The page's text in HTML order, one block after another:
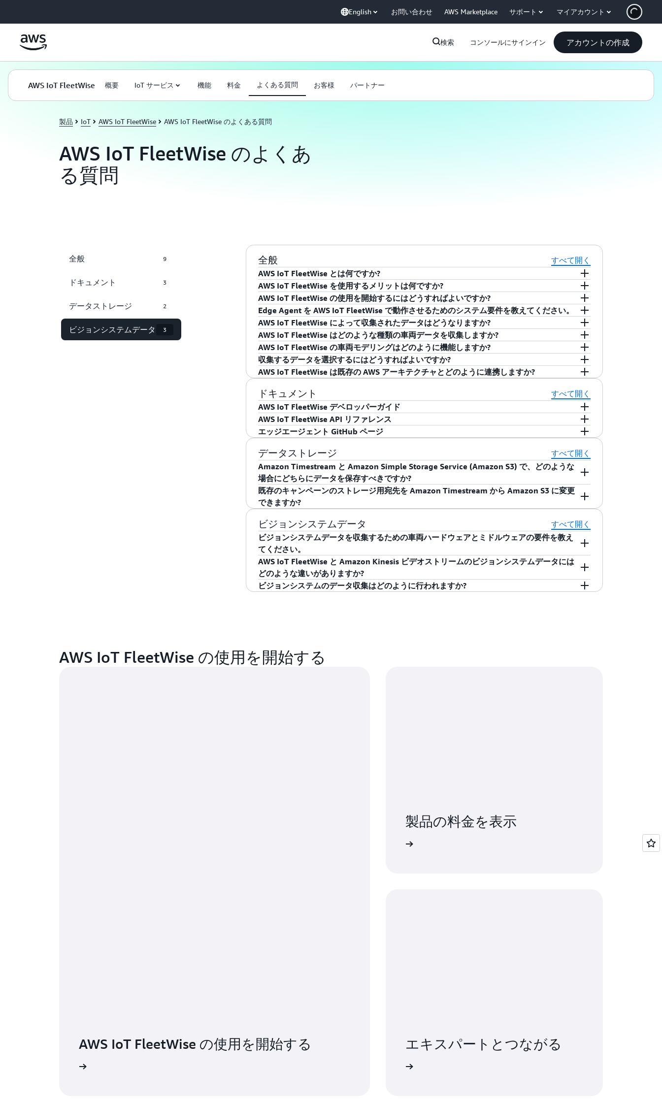
English お問い合わせ AWS Marketplace サポート マイアカウント
検索 コンソールにサインイン アカウントの作成
AWS IoT FleetWise 概要 IoT サービス 機能 料金 よくある質問 お客様 パートナー
製品 IoT AWS IoT FleetWise AWS IoT FleetWise のよくある質問
AWS IoT FleetWise のよくあ
る質問
全般 9
ドキュメント 3
データストレージ 2
ビジョンシステムデータ 3
全般
すべて開く
AWS IoT FleetWise とは何ですか?
AWS IoT FleetWise は、クラウドで車両データを効率的に収集して整理し、車両のフリートに
関するインサイトを得られるマネージドサービスです。AWS IoT FleetWise によって転送され
たデータを使用して車両の状態を分析し、潜在的なメンテナンス上の問題の特定、車内のイン
フォテインメントシステムの強化、分析や機械学習 (ML) を行うことで、自動運転や先進運転
支援システム (ADAS) のモデルのすばやい改善が可能になります。
AWS IoT FleetWise を使用するメリットは何ですか?
AWS IoT FleetWise は、車両フリートから大規模にデータを収集する際の複雑さを解消しま
す。仮想車両モデリングを使用すると、車両ブランド、モデル、およびコンポーネント全体で
共通のデータ形式を作成でき、クラウドでのフリート全体のデータ分析を合理的に行えます。
AWS IoT FleetWise は、車両データをよりインテリジェントに収集するのにも役立ちます。こ
れにより、クラウド内のより有用なデータを利用できるようになります。必要な正確なデータ
をクラウドに送信する時間ベースおよびイベントベースのデータ収集キャンペーンを作成する
AWS IoT FleetWise の使用を開始するにはどうすればよいですか?
まず、AWS マネジメントコンソールにログインします。次に、このページのドキュメンテー
ションタブにリストされているスタートガイドを確認してください。最後に、車両をモデル化
し、データ収集キャンペーンを定義することで、AWS IoT FleetWise の構築を開始します。
Edge Agent を AWS IoT FleetWise で動作させるためのシステム要件を教えてください。
AWS IoT FleetWise の Edge Agent リファレンス実装は、ほとんどの組み込み Linux ベースプラ
ットフォームで実行できます。エッジエージェントリファレンス実装が移植されたリファレン
スハードウェアの例については、パートナーページをご覧ください。開発者ガイドには、ハー
ドウェアを調達する代わりに、AWSGraviton2 を搭載した Amazon Elastic Compute Cloud
(EC2) インスタンスを使用して仮想環境をセットアップする方法が記載されています。
Edge Agent をターゲットハードウェアに移植するのは、簡単なプロセスです。はじめに、ソ
ースコードへのアクセス、プラットフォームサポート、ビルド依存関係情報、その他のリソー
スを含む移植情報を Edge AgentGitHub ページで見つけることができます
。詳細については、
コンソールにある Edge Agent ガイドをご覧ください。
AWS IoT FleetWise によって収集されたデータはどうなりますか?
AWS IoT FleetWise を通じて収集および取り込まれたデータは、Amazon タイムストリームや
Amazon シンプルストレージサービス (Amazon S3) などのストレージリポジトリに直接送信
されます。AWS IoT FleetWise によって収集されたすべてのデータは、お客様が所有および管
理します。
AWS IoT FleetWise はどのような種類の車両データを収集しますか?
AWS IoT FleetWise は、従来の CAN ベースの車両センサー (エンジン温度や燃料圧力など) から
収集されたデータや、カメラ、レーダー、LIDAR などのビジョンセンサーを含む車両サブシス
テムから収集されたデータを収集して転送します。
AWS IoT FleetWise の車両モデリングはどのように機能しますか?
車両モデルは、車両のセンサーと信号のデジタル表現です。これらのモデルは、ご希望の程度
に応じて単純化または詳細化できます。仮想車両モデルを AWS IoT FleetWise のブループリン
トとして使用すると、共通の属性 (「ドアの数」など) ごとに車両をキャンペーンに整理し、さ
まざまな車両フリート全体で統一された収集パラメータを設定できます。車両モデルは、複数
のプロバイダー間でセンサーと信号の定義を作成および共有するのに役立つ場合があります。
詳細については、AWS IoT FleetWise 開発者ガイドを参照してください。
収集するデータを選択するにはどうすればよいですか?
AWS IoT FleetWise コンソールから簡単なルールベースのステートメントを記述して、収集す
る車両データを定義します。AWS IoT FleetWise はこれらのステートメントをクラウドから車
両に送信します。そこで、お客様の Edge Agent はステートメントに従ってデータを収集して
転送します。詳細については、AWS IoT FleetWise 開発者ガイドを参照してください。
AWS IoT FleetWise は既存の AWS アーキテクチャとどのように連携しますか?
AWS IoT FleetWise を、AWS IoT Core、Amazon Timestream などの AWS のサービスの既存の
実装と統合できます。特定のアーキテクチャとの統合や AWS IoT FleetWiseとのその他の統合
オプションについては、当社の営業チームにお問い合わせください。
ドキュメント
すべて開く
AWS IoT FleetWise デベロッパーガイド
開発者ガイドを使用して、サービスの使用に関する主要な概念と手順を確認してください。
AWS IoT FleetWise API リファレンス
API リファレンスでは、API 操作の詳細と、サポートされているウェブサービスプロトコルの
リクエスト、レスポンス、エラーのサンプルを確認できます。
エッジエージェント GitHub ページ
Edge Agent GitHub ページには
、ソースコードへのアクセス、プラットフォームサポート、ビ
ルド依存関係情報、およびその他のリソースが含まれています。
データストレージ
すべて開く
Amazon Timestream と Amazon Simple Storage Service (Amazon S3) で、どのような
場合にどちらにデータを保存すべきですか?
Amazon Timestream は、高速でスケーラブルなサーバーレスの時系列データベースです。
現在の車両の状態を反映するために、ほぼリアルタイムのデータをダッシュボードに入力
する必要がある場合は、Amazon Timestream を使用するべきです。
Amazon Simple Storage Service (Amazon S3) は、業界随一のスケーラビリティ、データ可
用性、セキュリティ、パフォーマンスを提供するオブジェクトストレージサービスです。
一定期間の車両データのバッチ処理と分析を必要とするシナリオではこちらを使用すべき
です。たとえば、運転行動のモニタリング、インフォテイメントのインタラクションの追
跡、または電気自動車フリートのより良い長期メンテナンスプランの作成などです。
既存のキャンペーンのストレージ用宛先を Amazon Timestream から Amazon S3 に変更
できますか?
いいえ。保存先を変更するには、新しいキャンペーンを作成して Amazon S3 を選択する必要
があります。
ビジョンシステムデータ
すべて開く
ビジョンシステムデータを収集するための車両ハードウェアとミドルウェアの要件を教え
てください。
AWS IoT FleetWise を使用してビジョンシステムデータを収集するには、車両のハードウェア
が ROS2 (ロボットオペレーティングシステム 2) ミドルウェアを介してデータ信号をエッジエ
ージェントに送信する必要があります。CANベースのセンサーは、引き続きCANバスを介して
AWS IoT FleetWise と Amazon Kinesis ビデオストリームのビジョンシステムデータには
どのような違いがありますか?
Amazon Kinesis ビデオストリームでは、ビデオとオーディオをカメラセンサーから AWS に直
と再生を行うことができます。さらに、WebRTC で Kinesis ビデオストリームを使用すると、
カメラメディアをリアルタイムでオンデマンドで視聴できます。
ビジョンシステムのデータ収集はどのように行われますか?
次に、データ収集キャンペーンを展開します。タイムベースまたはイベントベースのキャンペ
AWS IoT FleetWise の使用を開始する
AWS IoT FleetWise の使用を開始する
製品の料金を表示
エキスパートとつながる